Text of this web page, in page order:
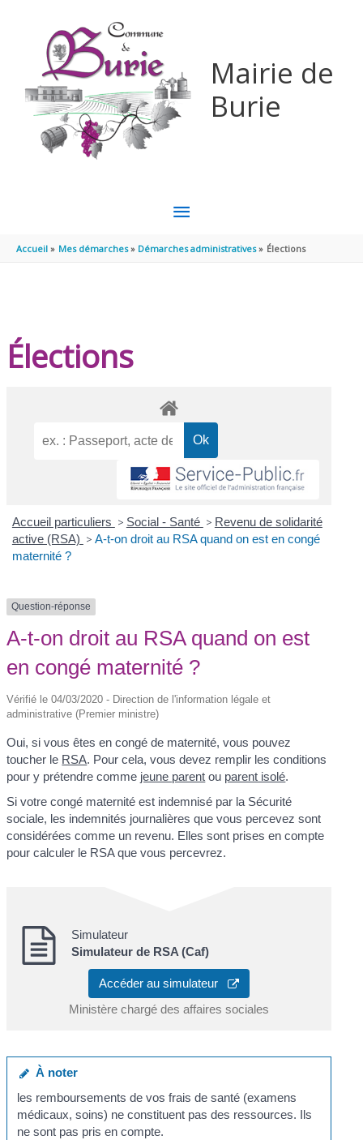
Mairie de
Burie
MENU
PRINCIPAL
Accueil Mes démarches Démarches administratives Élections
Élections
Accueil particuliers > Social - Santé > Revenu de solidarité
active (RSA) > A-t-on droit au RSA quand on est en congé
maternité ?
Question-réponse
A-t-on droit au RSA quand on est
en congé maternité ?
Vérifié le 04/03/2020 - Direction de l'information légale et
administrative (Premier ministre)
Oui, si vous êtes en congé de maternité, vous pouvez
toucher le RSA. Pour cela, vous devez remplir les conditions
pour y prétendre comme jeune parent ou parent isolé.
Si votre congé maternité est indemnisé par la Sécurité
sociale, les indemnités journalières que vous percevez sont
considérées comme un revenu. Elles sont prises en compte
pour calculer le RSA que vous percevrez.
Simulateur
Simulateur de RSA (Caf)
Accéder au simulateur
Ministère chargé des affaires sociales
À noter
les remboursements de vos frais de santé (examens
médicaux, soins) ne constituent pas des ressources. Ils
ne sont pas pris en compte.